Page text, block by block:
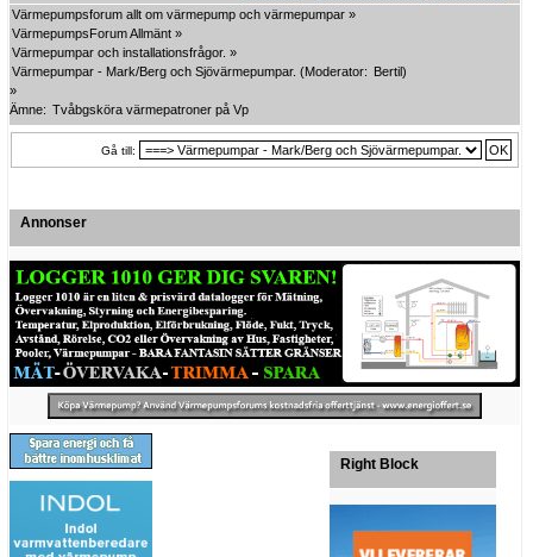
Värmepumpsforum allt om värmepump och värmepumpar »
VärmepumpsForum Allmänt »
Värmepumpar och installationsfrågor. »
Värmepumpar - Mark/Berg och Sjövärmepumpar. (Moderator: Bertil)
»
Ämne: Tvåbgsköra värmepatroner på Vp
Gå till:
Annonser
Right Block